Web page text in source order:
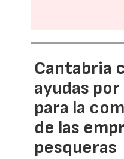
Cantabria
ayudas
para la
de las
pesqueras